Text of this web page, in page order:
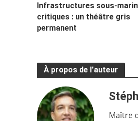
Infrastructures sous-
critiques : un théâtre gris
permanent
À propos de l'auteur
Maître